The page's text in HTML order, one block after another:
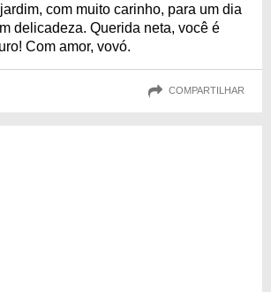
com muito carinho, para um dia
delicadeza. Querida neta, você é
Com amor, vovó.
COMPARTILHAR